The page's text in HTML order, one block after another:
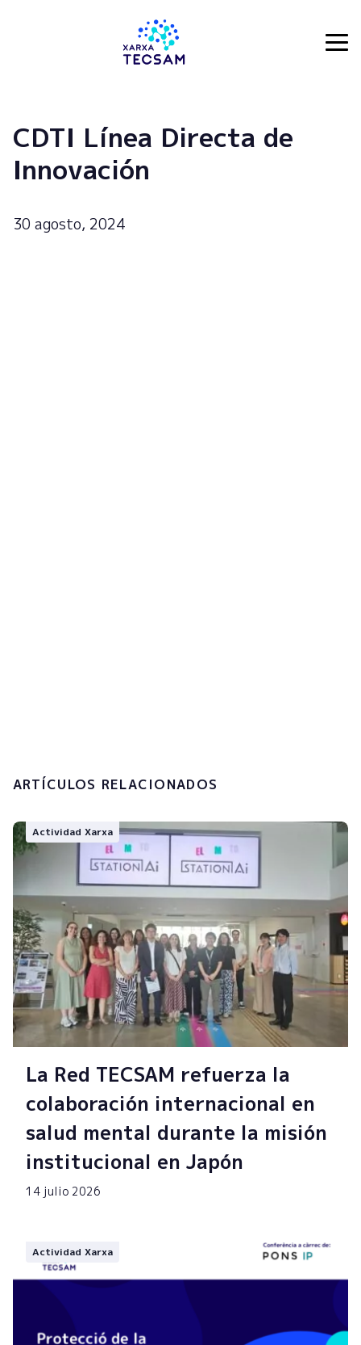
CDTI Línea Directa de
Innovación
30 agosto, 2024
ARTÍCULOS RELACIONADOS
Actividad Xarxa
La Red TECSAM refuerza la
colaboración internacional en
salud mental durante la misión
institucional en Japón
14 julio 2026
Actividad Xarxa